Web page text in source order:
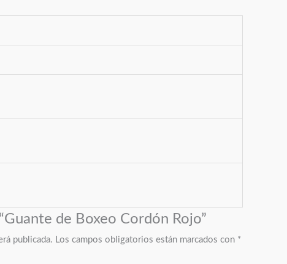
de Boxeo Cordón Rojo”
publicada. Los campos obligatorios están marcados con *